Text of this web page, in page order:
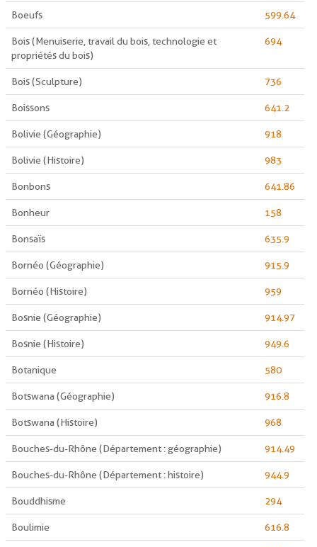
Boeufs 599.64
Bois (Menuiserie, travail du bois, technologie et
propriétés du bois)
694
Bois (Sculpture) 736
Boissons 641.2
Bolivie (Géographie) 918
Bolivie (Histoire) 983
Bonbons 641.86
Bonheur 158
Bonsaïs 635.9
Bornéo (Géographie) 915.9
Bornéo (Histoire) 959
Bosnie (Géographie) 914.97
Bosnie (Histoire) 949.6
Botanique 580
Botswana (Géographie) 916.8
Botswana (Histoire) 968
Bouches-du-Rhône (Département : géographie) 914.49
Bouches-du-Rhône (Département : histoire) 944.9
Bouddhisme 294
Boulimie 616.8